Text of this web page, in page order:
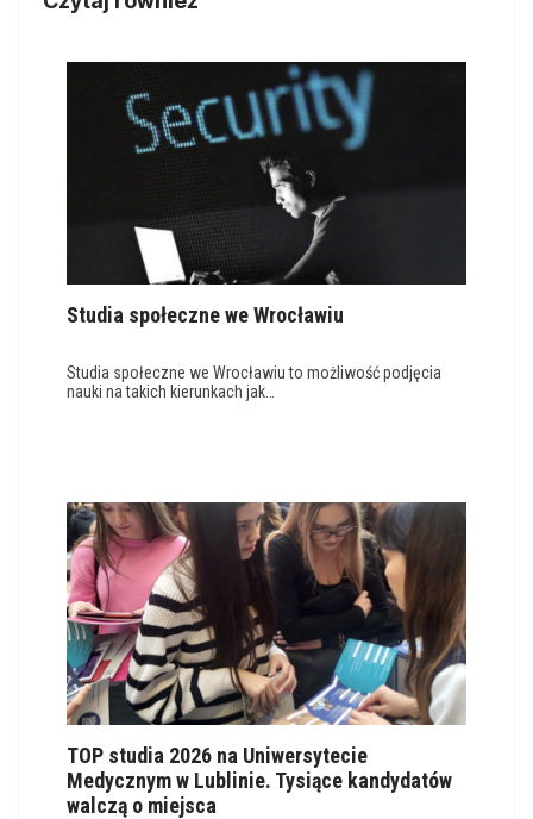
Studia społeczne we Wrocławiu
Studia społeczne we Wrocławiu to możliwość podjęcia
nauki na takich kierunkach jak…
TOP studia 2026 na Uniwersytecie
Medycznym w Lublinie. Tysiące kandydatów
walczą o miejsca